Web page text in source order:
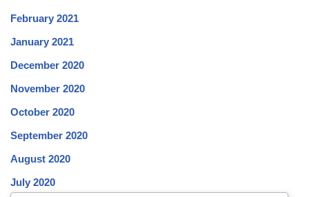
February 2021
January 2021
December 2020
November 2020
October 2020
September 2020
August 2020
July 2020